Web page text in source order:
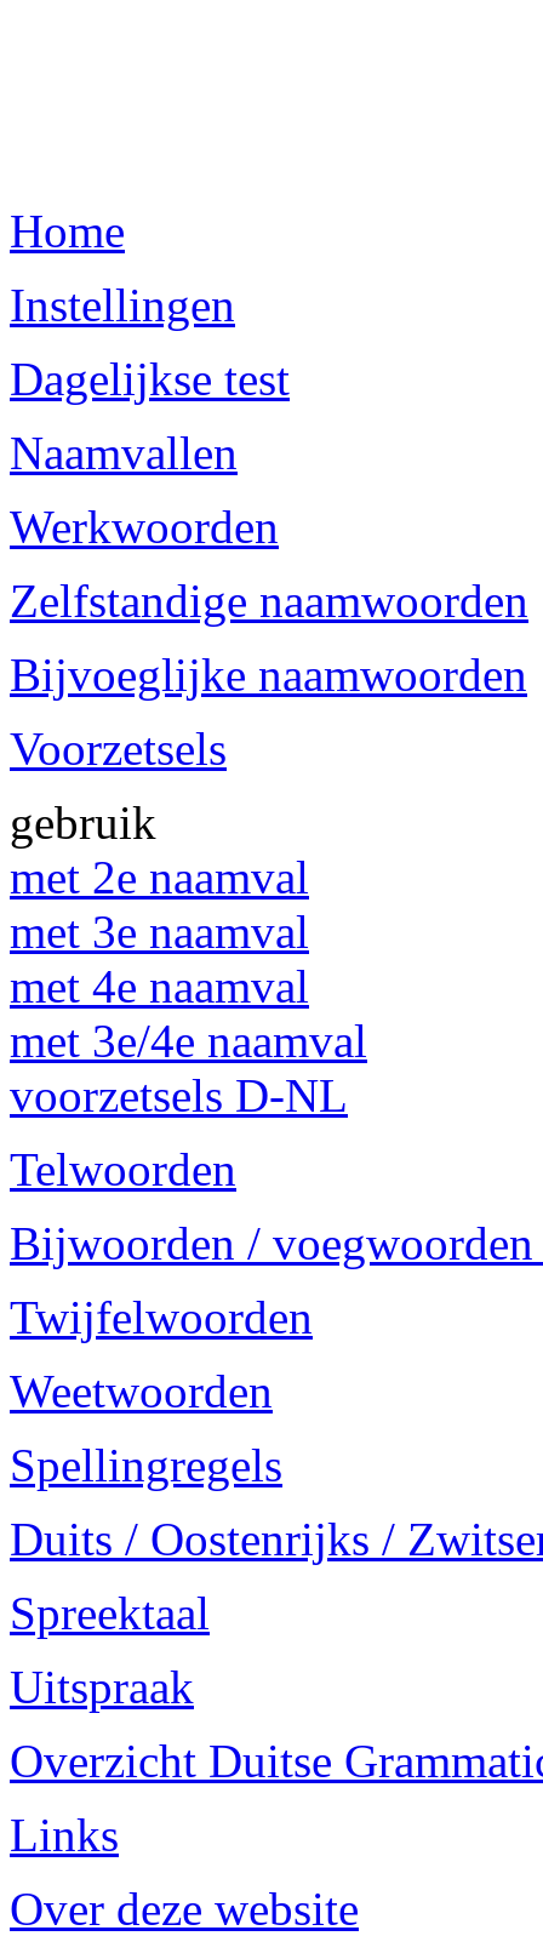
Home
Instellingen
Dagelijkse test
Naamvallen
Werkwoorden
Zelfstandige naamwoorden
Bijvoeglijke naamwoorden
Voorzetsels
gebruik
met 2e naamval
met 3e naamval
met 4e naamval
met 3e/4e naamval
voorzetsels D-NL
Telwoorden
Bijwoorden /
Twijfelwoorden
Weetwoorden
Spellingregels
Duits / Oostenrijks /
Spreektaal
Uitspraak
Overzicht Duitse
Links
Over deze website